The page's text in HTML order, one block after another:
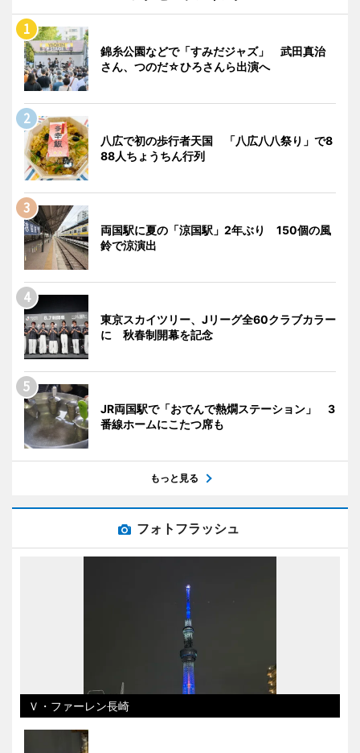
錦糸公園などで「すみだジャズ」 武田真治
さん、つのだ☆ひろさんら出演へ
八広で初の歩行者天国 「八広八八祭り」で8
88人ちょうちん行列
両国駅に夏の「涼国駅」2年ぶり 150個の風
鈴で涼演出
東京スカイツリー、Jリーグ全60クラブカラー
に 秋春制開幕を記念
JR両国駅で「おでんで熱燗ステーション」 3
番線ホームにこたつ席も
もっと見る
フォトフラッシュ
Ｖ・ファーレン長崎